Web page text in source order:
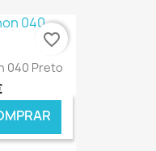
€ ONLINE
040 Preto
favorite_border